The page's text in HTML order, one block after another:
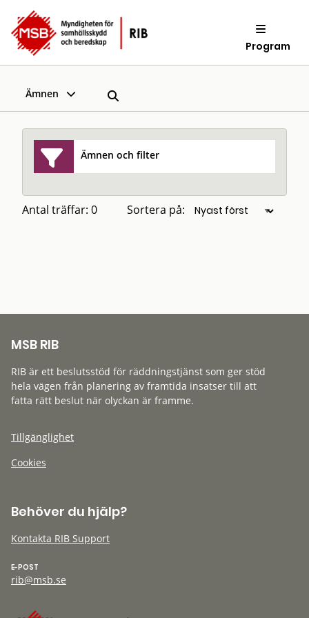
Program
Ämnen
Ämnen och filter
Antal träffar: 0 Sortera på:
MSB RIB
RIB är ett beslutsstöd för räddningstjänst som ger stöd
hela vägen från planering av framtida insatser till att
fatta rätt beslut när olyckan är framme.
Tillgänglighet
Cookies
Behöver du hjälp?
Kontakta RIB Support
E-POST
rib@msb.se